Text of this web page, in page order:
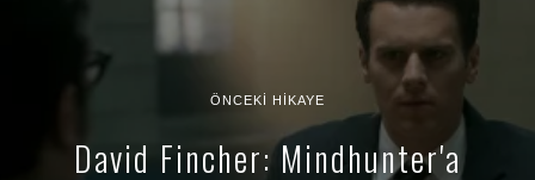
ÖNCEKI HIKAYE
David Fincher: Mindhunter'a